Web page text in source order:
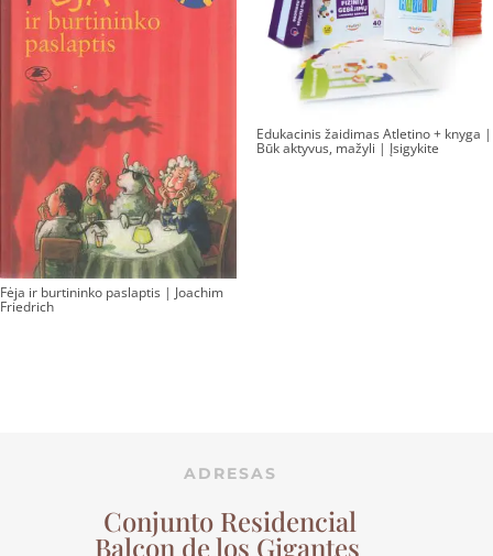
Fėja ir burtininko paslaptis | Joachim
Friedrich
Edukacinis žaidimas Atletino + knyga |
Būk aktyvus, mažyli | Įsigykite
ADRESAS
Conjunto Residencial
Balcon de los Gigantes